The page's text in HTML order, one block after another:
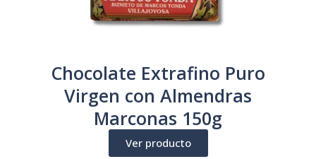
Chocolate Extrafino Puro
Virgen con Almendras
Marconas 150g
Ver producto